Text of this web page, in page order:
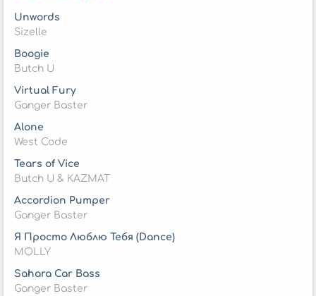
Unwords
Sizelle
Boogie
Butch U
Virtual Fury
Ganger Baster
Alone
West Code
Tears of Vice
Butch U & KAZMAT
Accordion Pumper
Ganger Baster
Я Просто Люблю Тебя (Dance)
MOLLY
Sahara Car Bass
Ganger Baster